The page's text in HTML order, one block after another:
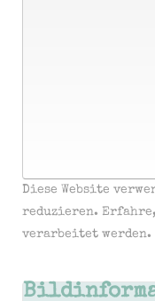
Diese Website
reduzieren.
verarbeitet werden.